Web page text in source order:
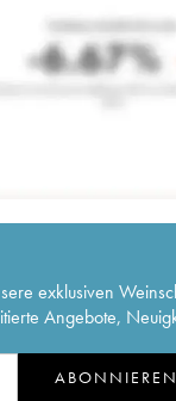
exklusiven
Angebote,
ABONNIEREN